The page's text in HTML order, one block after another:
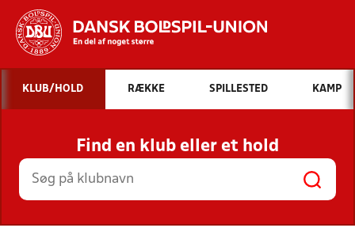
Hvad vil du søge efter?
INDHOLD OG NYHEDER
STILLINGER, RESULTATER, KLUBBER OG
HOLD
KLUB/HOLD RÆKKE SPILLESTED KAMP
Find en klub eller et hold